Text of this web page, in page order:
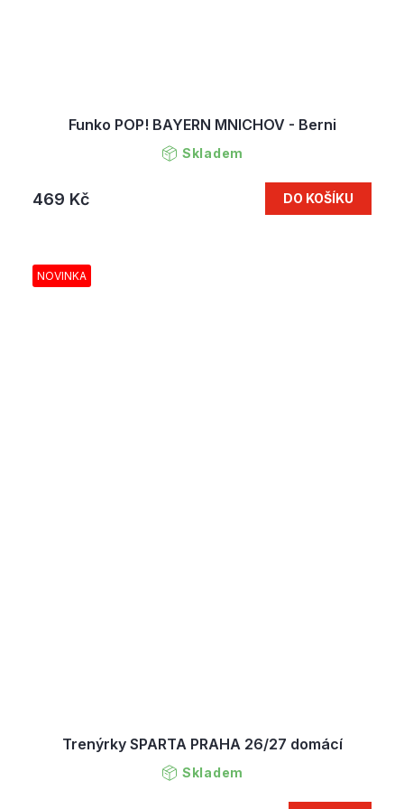
Funko POP! BAYERN MNICHOV - Berni
Skladem
469 Kč DO KOŠÍKU
NOVINKA
Trenýrky SPARTA PRAHA 26/27 domácí
Skladem